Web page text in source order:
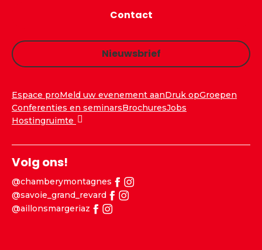
Contact
Nieuwsbrief
Espace proMeld uw evenement aanDruk opGroepen
Conferenties en seminarsBrochuresJobs
Hostingruimte
Volg ons!
@chamberymontagnes
@savoie_grand_revard
@aillonsmargeriaz